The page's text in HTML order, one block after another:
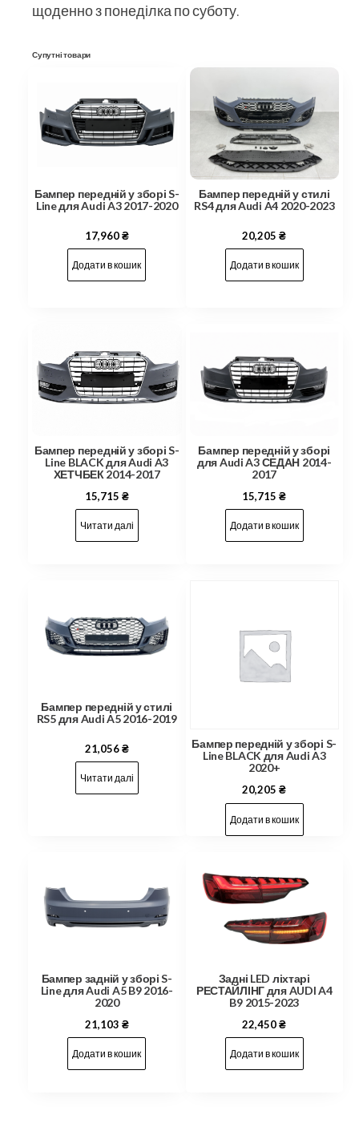
щоденно з понеділка по суботу.
Супутні товари
Бампер передній у зборі S-
Line для Audi A3 2017-2020
17,960₴
Додати в кошик
Бампер передній у стилі
RS4 для Audi A4 2020-2023
20,205₴
Додати в кошик
Бампер передній у зборі S-
Line BLACK для Audi A3
ХЕТЧБЕК 2014-2017
15,715 ₴
Читати далі
Бампер передній у зборі
для Audi A3 СЕДАН 2014-
2017
15,715₴
Додати в кошик
Бампер передній у стилі
RS5 для Audi A5 2016-2019
21,056₴
Читати далі
Бампер передній у зборі S-
Line BLACK для Audi A3
2020+
20,205₴
Додати в кошик
Бампер задній у зборі S-
Line для Audi A5 B9 2016-
2020
21,103 ₴
Додати в кошик
Задні LED ліхтарі
РЕСТАЙЛІНГ для AUDI A4
B9 2015-2023
22,450₴
Додати в кошик